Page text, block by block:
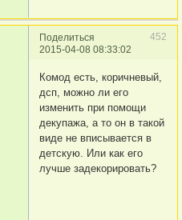
Поделиться
452
2015-04-08 08:33:02
Комод есть, коричневый,
дсп, можно ли его
изменить при помощи
декупажа, а то он в такой
виде не вписывается в
детскую. Или как его
лучше задекорировать?